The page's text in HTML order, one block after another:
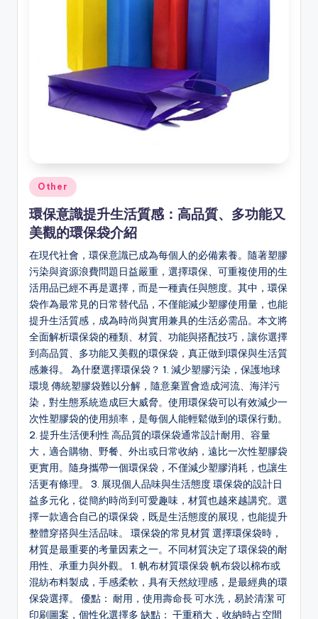
Posted
in
Other
環保意識提升生活質感：高品質、多功能又
美觀的環保袋介紹
在現代社會，環保意識已成為每個人的必備素養。隨著塑膠
污染與資源浪費問題日益嚴重，選擇環保、可重複使用的生
活用品已經不再是選擇，而是一種責任與態度。其中，環保
袋作為最常見的日常替代品，不僅能減少塑膠使用量，也能
提升生活質感，成為時尚與實用兼具的生活必需品。本文將
全面解析環保袋的種類、材質、功能與搭配技巧，讓你選擇
到高品質、多功能又美觀的環保袋，真正做到環保與生活質
感兼得。 為什麼選擇環保袋？ 1. 減少塑膠污染，保護地球
環境 傳統塑膠袋難以分解，隨意棄置會造成河流、海洋污
染，對生態系統造成巨大威脅。使用環保袋可以有效減少一
次性塑膠袋的使用頻率，是每個人能輕鬆做到的環保行動。
2. 提升生活便利性 高品質的環保袋通常設計耐用、容量
大，適合購物、野餐、外出或日常收納，遠比一次性塑膠袋
更實用。隨身攜帶一個環保袋，不僅減少塑膠消耗，也讓生
活更有條理。 3. 展現個人品味與生活態度 環保袋的設計日
益多元化，從簡約時尚到可愛趣味，材質也越來越講究。選
擇一款適合自己的環保袋，既是生活態度的展現，也能提升
整體穿搭與生活品味。 環保袋的常見材質 選擇環保袋時，
材質是最重要的考量因素之一。不同材質決定了環保袋的耐
用性、承重力與外觀。 1. 帆布材質環保袋 帆布袋以棉布或
混紡布料製成，手感柔軟，具有天然紋理感，是最經典的環
保袋選擇。 優點： 耐用，使用壽命長 可水洗，易於清潔 可
印刷圖案，個性化選擇多 缺點： 干重稍大，收納時占空間